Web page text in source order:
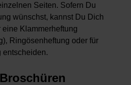
Seiten. Sofern Du
wünschst, kannst Du Dich
eine Klammerheftung
Ringösenheftung oder für
entscheiden.